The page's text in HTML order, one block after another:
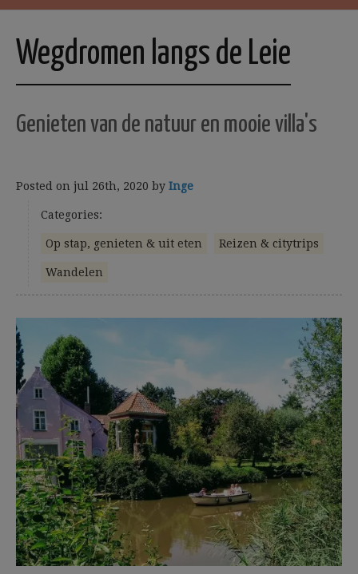
Wegdromen langs de Leie
Genieten van de natuur en mooie villa's
Posted on jul 26th, 2020 by Inge
Categories:
Op stap, genieten & uit eten Reizen & citytrips
Wandelen